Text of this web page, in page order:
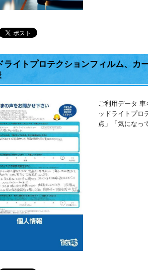
ライトプロテクションフィルム、カ
ご利用データ
ッドライトプ
点」「気になっ